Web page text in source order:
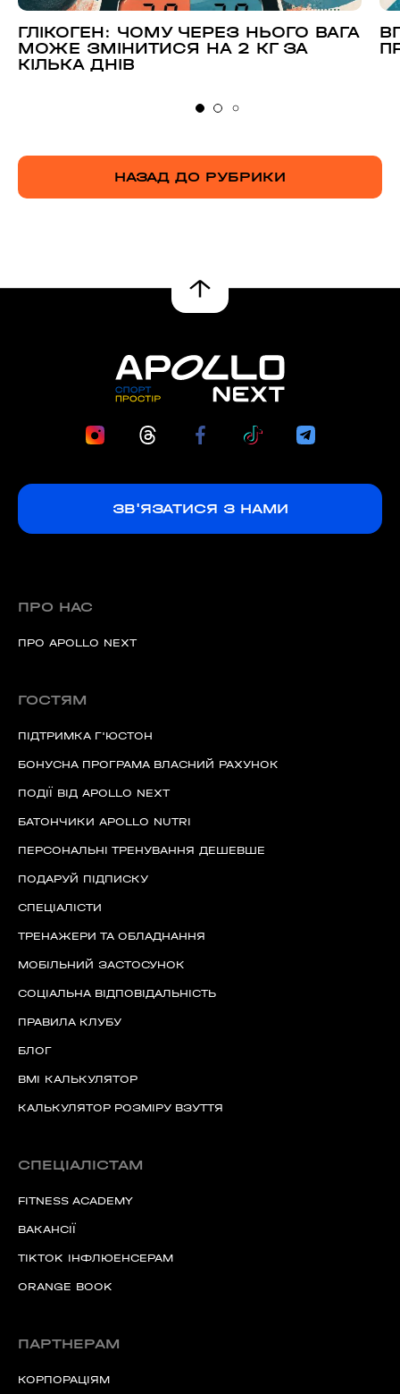
ГЛІКОГЕН: ЧОМУ ЧЕРЕЗ НЬОГО ВАГА
МОЖЕ ЗМІНИТИСЯ НА 2 КГ ЗА
КІЛЬКА ДНІВ
НАЗАД ДО РУБРИКИ
ЗВ'ЯЗАТИСЯ З НАМИ
ПРО НАС
ПРО APOLLO NEXT
ГОСТЯМ
ПІДТРИМКА Г'ЮСТОН
БОНУСНА ПРОГРАМА ВЛАСНИЙ РАХУНОК
ПОДІЇ ВІД APOLLO NEXT
БАТОНЧИКИ APOLLO NUTRI
ПЕРСОНАЛЬНІ ТРЕНУВАННЯ ДЕШЕВШЕ
ПОДАРУЙ ПІДПИСКУ
СПЕЦІАЛІСТИ
ТРЕНАЖЕРИ ТА ОБЛАДНАННЯ
МОБІЛЬНИЙ ЗАСТОСУНОК
СОЦІАЛЬНА ВІДПОВІДАЛЬНІСТЬ
ПРАВИЛА КЛУБУ
БЛОГ
BMI КАЛЬКУЛЯТОР
КАЛЬКУЛЯТОР РОЗМІРУ ВЗУТТЯ
СПЕЦІАЛІСТАМ
FITNESS ACADEMY
ВАКАНСІЇ
TIKTOK ІНФЛЮЕНСЕРАМ
ORANGE BOOK
ПАРТНЕРАМ
КОРПОРАЦІЯМ